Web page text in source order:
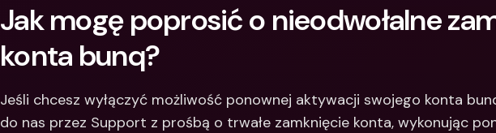
Jak mogę poprosić o nieodwołalne
konta bunq?
Jeśli chcesz wyłączyć możliwość ponownej aktywacji swojego konta
do nas przez Support z prośbą o trwałe zamknięcie konta, wykonując